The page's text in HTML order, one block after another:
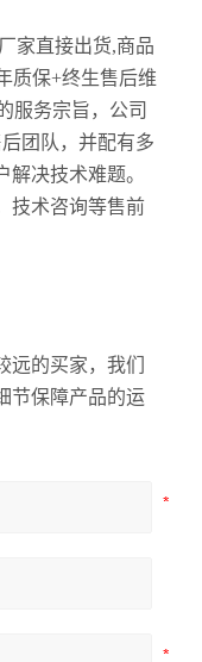
直接出货,商品
质保+终生售后维
服务宗旨，公司
团队，并配有多
决技术难题。
技术咨询等售前
的买家，我们
节保障产品的运